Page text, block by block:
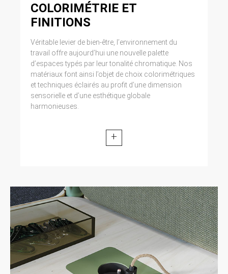
COLORIMÉTRIE ET
FINITIONS
Véritable levier de bien-être, l’environnement du
travail offre aujourd’hui une nouvelle palette
d’espaces typés par leur tonalité chromatique. Nos
matériaux font ainsi l’objet de choix colorimétriques
et techniques éclairés au profit d’une dimension
sensorielle et d’une esthétique globale
harmonieuses.
+